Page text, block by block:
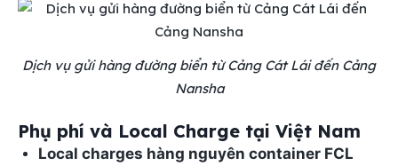
Dịch vụ gửi hàng đường biển từ Cảng Cát Lái đến Cảng
Nansha
Phụ phí và Local Charge tại Việt Nam
Local charges hàng nguyên container FCL